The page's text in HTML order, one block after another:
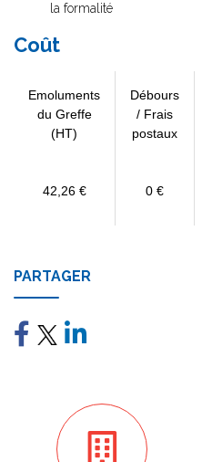
la formalité
Coût
Emoluments
du Greffe
(HT)
Débours
/ Frais
postaux
42,26 € 0 €
PARTAGER